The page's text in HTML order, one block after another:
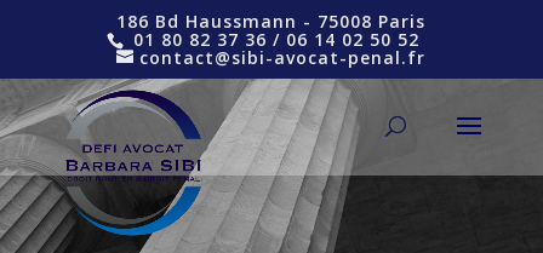
186 Bd Haussmann - 75008 Paris
01 80 82 37 36 / 06 14 02 50 52
contact@sibi-avocat-penal.fr